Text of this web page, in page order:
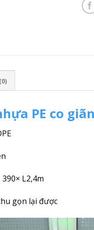
PE co
L2,4m
gọn lại được